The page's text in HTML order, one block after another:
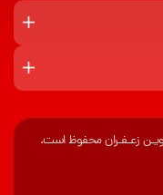
زعـفـران محفوظ است.